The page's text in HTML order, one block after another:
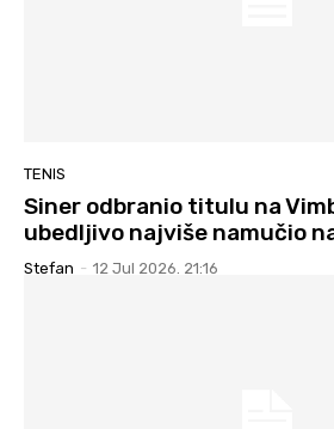
TENIS
Siner odbranio titulu na
ubedljivo najviše namučio
Stefan - 12 Jul 2026. 21:16